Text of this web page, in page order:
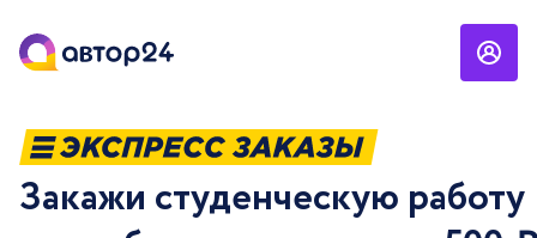
Закажи студенческую работу